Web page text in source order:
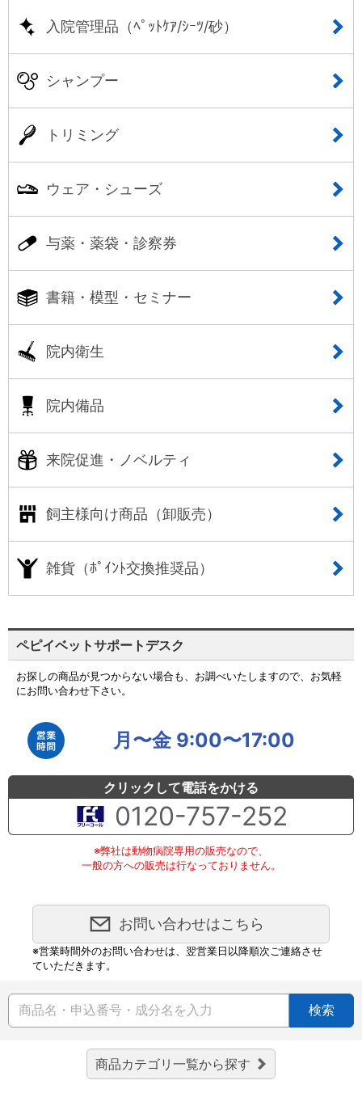
入院管理品（ﾍﾟｯﾄｹｱ/ｼｰﾂ/砂）
シャンプー
トリミング
ウェア・シューズ
与薬・薬袋・診察券
書籍・模型・セミナー
院内衛生
院内備品
来院促進・ノベルティ
飼主様向け商品（卸販売）
雑貨（ﾎﾟｲﾝﾄ交換推奨品）
ペピイベットサポートデスク
お探しの商品が見つからない場合も、お調べいたしますので、お気軽
にお問い合わせ下さい。
月〜金 9:00〜17:00
クリックして電話をかける
0120-757-252
※弊社は動物病院専用の販売なので、
一般の方への販売は行なっておりません。
お問い合わせはこちら
※営業時間外のお問い合わせは、翌営業日以降順次ご連絡させ
ていただきます。
検索
商品カテゴリ一覧から探す